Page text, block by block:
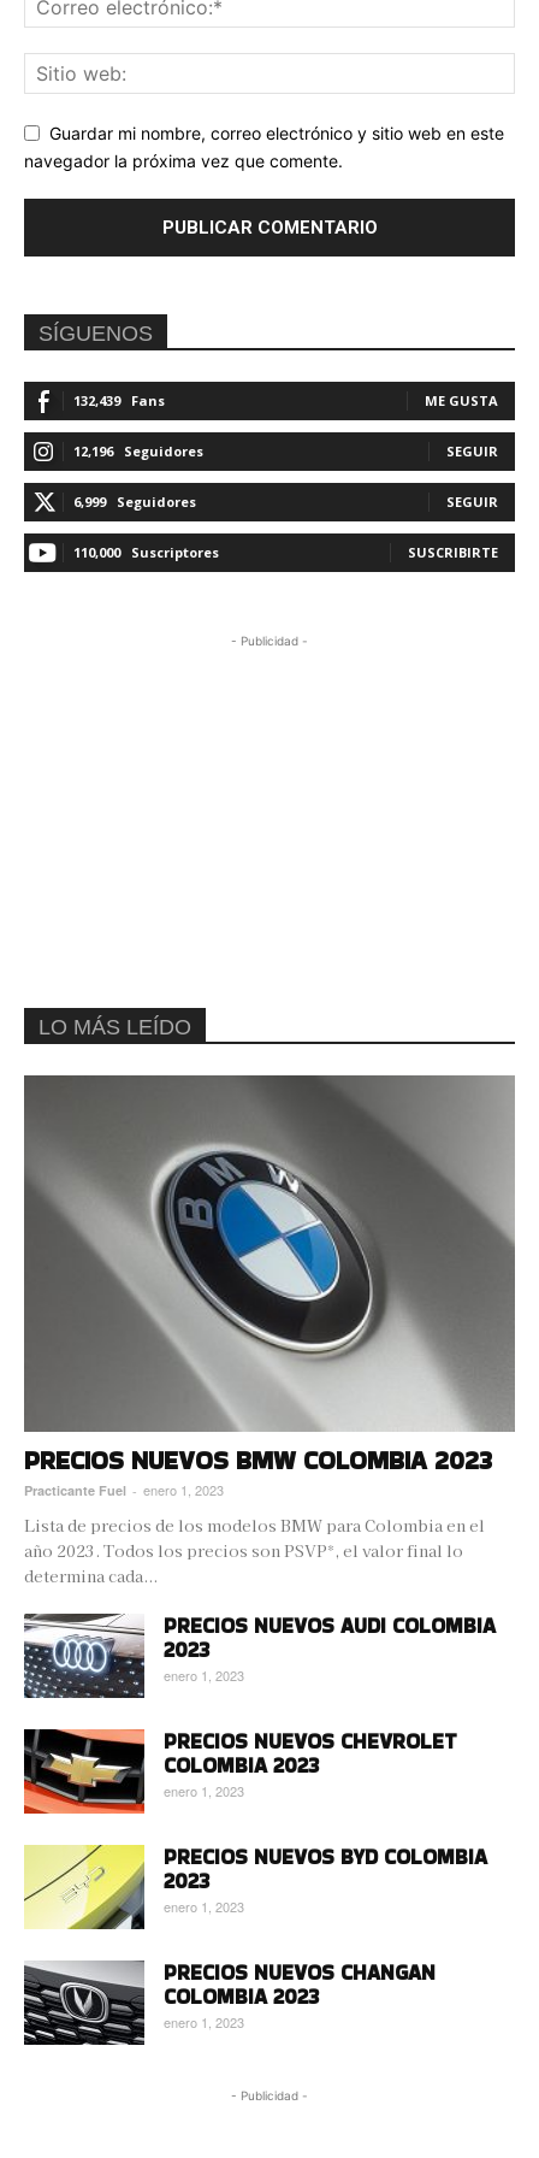
Guardar mi nombre, correo electrónico y sitio web en este
navegador la próxima vez que comente.
SÍGUENOS
132,439 Fans ME GUSTA
12,196 Seguidores SEGUIR
6,999 Seguidores SEGUIR
110,000 Suscriptores SUSCRIBIRTE
- Publicidad -
LO MÁS LEÍDO
PRECIOS NUEVOS BMW COLOMBIA 2023
Practicante Fuel - enero 1, 2023
Lista de precios de los modelos BMW para Colombia en el
año 2023. Todos los precios son PSVP*, el valor final lo
determina cada...
PRECIOS NUEVOS AUDI COLOMBIA
2023
enero 1, 2023
PRECIOS NUEVOS CHEVROLET
COLOMBIA 2023
enero 1, 2023
PRECIOS NUEVOS BYD COLOMBIA
2023
enero 1, 2023
PRECIOS NUEVOS CHANGAN
COLOMBIA 2023
enero 1, 2023
- Publicidad -